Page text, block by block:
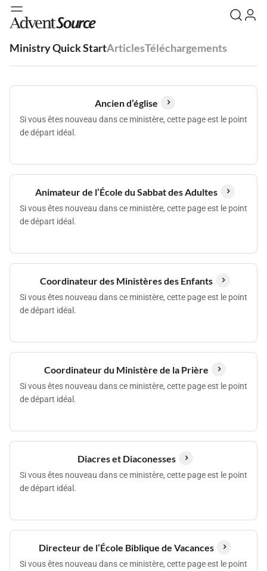
Ministry Quick StartArticlesTéléchargements
Ancien d’église
Si vous êtes nouveau dans ce ministère, cette page est le point
de départ idéal.
Animateur de l’École du Sabbat des Adultes
Si vous êtes nouveau dans ce ministère, cette page est le point
de départ idéal.
Coordinateur des Ministères des Enfants
Si vous êtes nouveau dans ce ministère, cette page est le point
de départ idéal.
Coordinateur du Ministère de la Prière
Si vous êtes nouveau dans ce ministère, cette page est le point
de départ idéal.
Diacres et Diaconesses
Si vous êtes nouveau dans ce ministère, cette page est le point
de départ idéal.
Directeur de l’École Biblique de Vacances
Si vous êtes nouveau dans ce ministère, cette page est le point